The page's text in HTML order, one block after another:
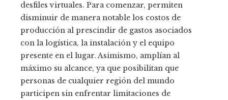
desfiles virtuales. Para comenzar, permiten
disminuir de manera notable los costos de
producción al prescindir de gastos asociados
con la logística, la instalación y el equipo
presente en el lugar. Asimismo, amplían al
máximo su alcance, ya que posibilitan que
personas de cualquier región del mundo
participen sin enfrentar limitaciones de